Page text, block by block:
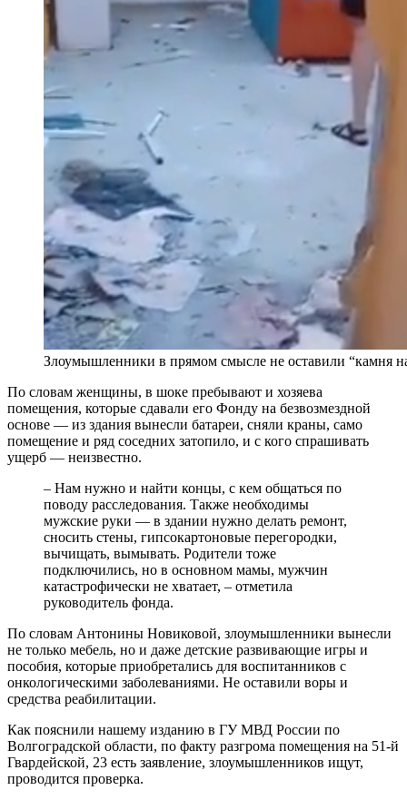
Злоумышленники в прямом смысле не оставили “камня
По словам женщины, в шоке пребывают и хозяева
помещения, которые сдавали его Фонду на безвозмездной
основе — из здания вынесли батареи, сняли краны, само
помещение и ряд соседних затопило, и с кого спрашивать
ущерб — неизвестно.
– Нам нужно и найти концы, с кем общаться по
поводу расследования. Также необходимы
мужские руки — в здании нужно делать ремонт,
сносить стены, гипсокартоновые перегородки,
вычищать, вымывать. Родители тоже
подключились, но в основном мамы, мужчин
катастрофически не хватает, – отметила
руководитель фонда.
По словам Антонины Новиковой, злоумышленники вынесли
не только мебель, но и даже детские развивающие игры и
пособия, которые приобретались для воспитанников с
онкологическими заболеваниями. Не оставили воры и
средства реабилитации.
Как пояснили нашему изданию в ГУ МВД России по
Волгоградской области, по факту разгрома помещения на 51-й
Гвардейской, 23 есть заявление, злоумышленников ищут,
проводится проверка.